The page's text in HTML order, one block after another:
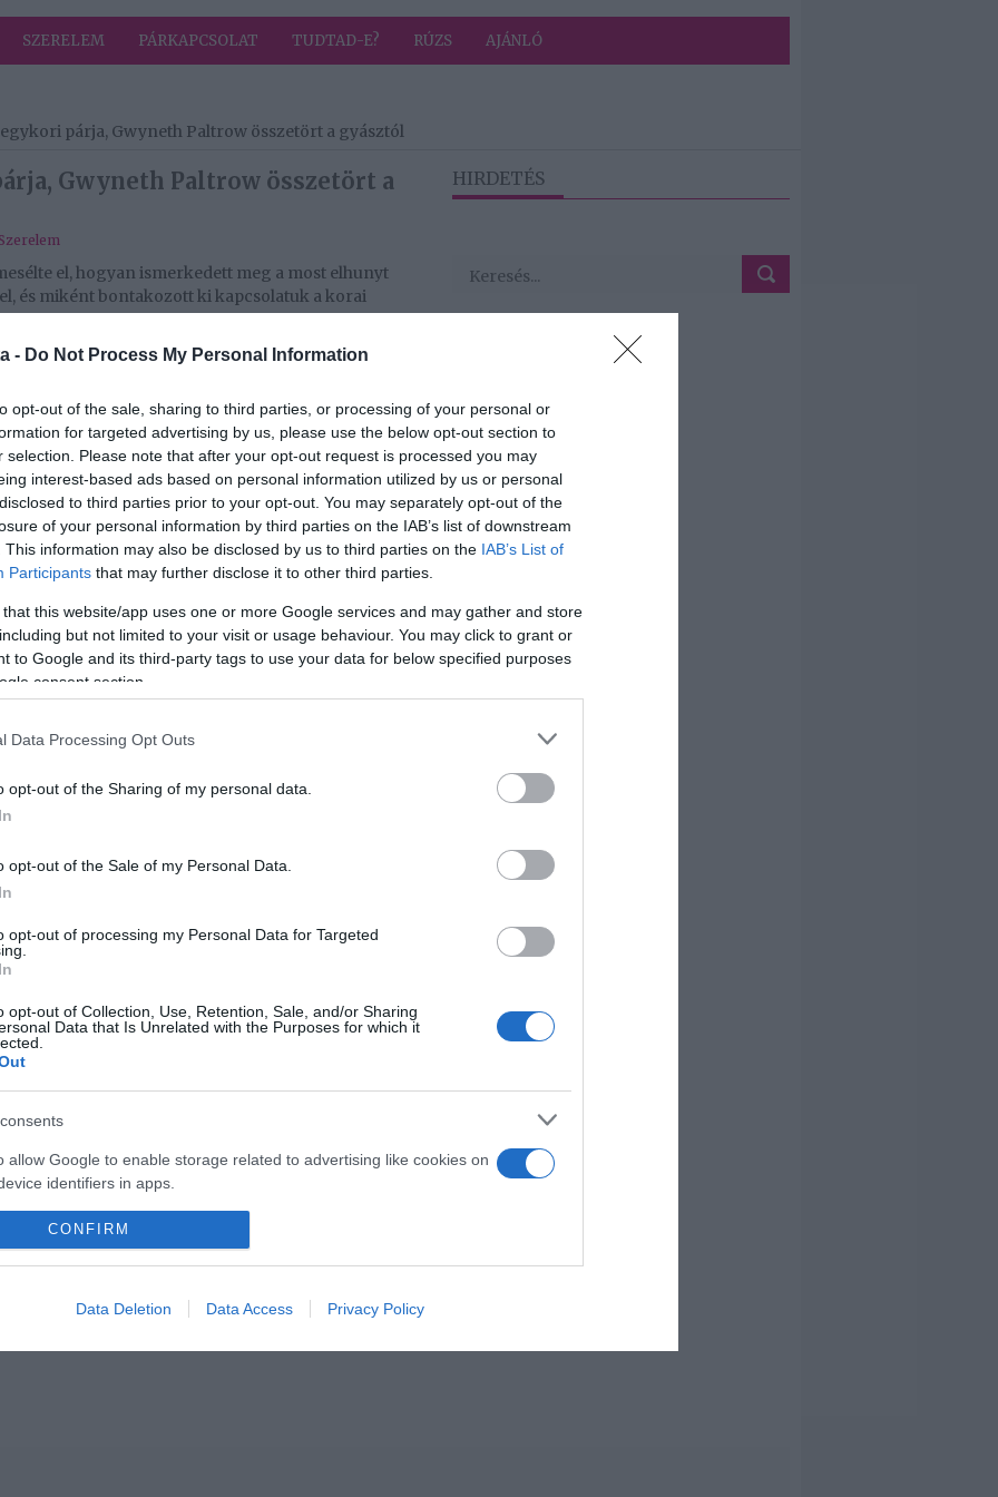
- Do Not Process My Personal Information
opt-out of the sale, sharing to third parties, or processing of your personal or
for targeted advertising by us, please use the below opt-out section to
selection. Please note that after your opt-out request is processed you may
interest-based ads based on personal information utilized by us or personal
to third parties prior to your opt-out. You may separately opt-out of the
of your personal information by third parties on the IAB’s list of downstream
This information may also be disclosed by us to third parties on the IAB’s List of
Participants that may further disclose it to other third parties.
that this website/app uses one or more Google services and may gather and store
but not limited to your visit or usage behaviour. You may click to grant or
to Google and its third-party tags to use your data for below specified purposes
consent section.
Data Processing Opt Outs
opt-out of the Sharing of my personal data.
opt-out of the Sale of my Personal Data.
opt-out of processing my Personal Data for Targeted
opt-out of Collection, Use, Retention, Sale, and/or Sharing
Data that Is Unrelated with the Purposes for which it
allow Google to enable storage related to advertising like cookies on
identifiers in apps.
allow my user data to be sent to Google for online advertising
allow Google to send me personalized advertising.
allow Google to enable storage related to analytics like cookies on
CONFIRM
Data Deletion Data Access Privacy Policy
SZERELEM PÁRKAPCSOLAT TUDTAD-E? RÚZS AJÁNLÓ
párja, Gwyneth Paltrow összetört a gyásztól
Gwyneth Paltrow összetört a
Szerelem
el, hogyan ismerkedett meg a most elhunyt
és miként bontakozott ki kapcsolatuk a korai
Matthew Perry halála, a színészé, aki a Jóbarátok
okozott a világnak Chandler Bing karaktereként.
szerencséjük sokkal közelebbről is
Matthew Perry egykori párja például megható
posztjában.
a Williamstown Színházi Fesztiválon
a nyár nagy részét, színdarabokat játszottunk.
jól éreztem magam vele. Elmentünk úszni a
bárban, csókolóztunk a réten a hosszú fűben.
aki még akkor randizott a férfival, amikor
csúcsán. A színésznő elárulta, hogy Perry nagyon
áttörés. Az volt.
kapcsolatban, de még sokáig jó viszonyt
egymástól, de mindig örültem neki,
mint oly sokan mások. Remélem, Matthew
,
Következő bejegyzés
2026-08-06.
Kánikula a
Megszületett
HIRDETÉS